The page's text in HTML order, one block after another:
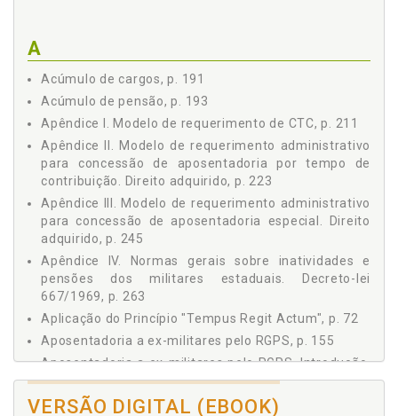
Capítulo II - CARACTERIZAÇÃO DA ATIVIDADE POLICIAL-
MILITAR E BOMBEIRO-MILITAR COMO ESPECIAL, p. 47
01 INTRODUÇÃO, p. 47
02 CONCEITO DA ATIVIDADE POLICIAL COMO SENDO
ESPECIAL, p. 50
03 QUADRO COMPARATIVO DE DIREITOS SOCIAIS, p. 54
04 EXPECTATIVA DE VIDA DE UM POLICIAL MILITAR OU
BOMBEIRO MILITAR, p. 55
05 DA DIFERENÇA ENTRE O TEMPO DE SERVIÇO MILITAR
DOS INTEGRANTES DAS FORÇAS ARMADAS E DOS
MILITARES ESTADUAIS, p. 58
Capítulo III - CTC - CERTIDÃO DE TEMPO DE CONTRIBUIÇÃO,
p. 69
02 NORMAS PARA A EMISSÃO DA CTC, p. 70
02.1 Portaria do Ministério da Previdência Social
154/2008, p. 70
02.2 Portaria do Ministério do Trabalho e Previdência
Social 1.467/2022, p. 70
A
Acúmulo de cargos, p. 191
Acúmulo de pensão, p. 193
Apêndice I. Modelo de requerimento de CTC, p. 211
Apêndice II. Modelo de requerimento administrativo
para concessão de aposentadoria por tempo de
contribuição. Direito adquirido, p. 223
Apêndice III. Modelo de requerimento administrativo
para concessão de aposentadoria especial. Direito
adquirido, p. 245
Apêndice IV. Normas gerais sobre inatividades e
pensões dos militares estaduais. Decreto-lei
667/1969, p. 263
Aplicação do Princípio "Tempus Regit Actum", p. 72
Aposentadoria a ex-militares pelo RGPS, p. 155
Aposentadoria a ex-militares pelo RGPS. Introdução,
p. 155
Aposentadoria comum - Homem (2024), p. 159
VERSÃO DIGITAL (EBOOK)